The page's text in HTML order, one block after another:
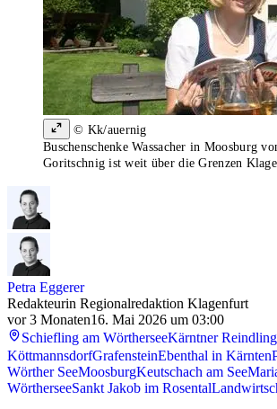
© Kk/auernig
Buschenschenke Wassacher in Moosburg
Goritschnig ist weit über die Grenzen
Petra Eggerer
Redakteurin Regionalredaktion Klagenfurt
vor 3 Monaten16. Mai 2026 um 03:00
Schiefling am WörtherseeKärntner Reindling
KöttmannsdorfGrafensteinEbenthal in Kärnten
Wörther SeeMoosburgKeutschach am See
WörtherseeSankt Jakob im Rosental